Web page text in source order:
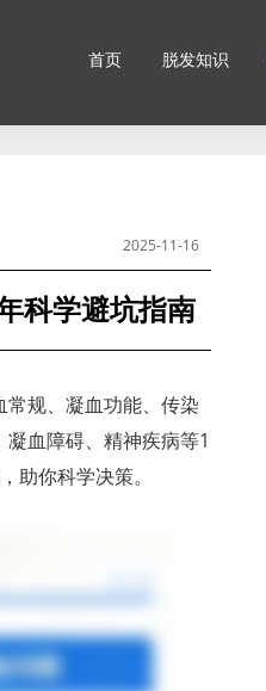
首页 脱发知识
2025-11-16
科学避坑指南
规、凝血功能、传染
血障碍、精神疾病等1
助你科学决策。